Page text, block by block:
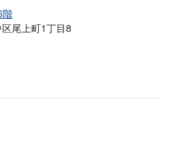
階
尾上町1丁目8